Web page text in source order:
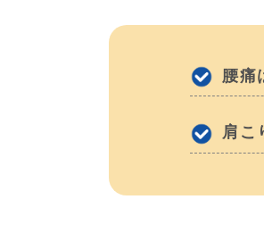
腰痛
肩こ